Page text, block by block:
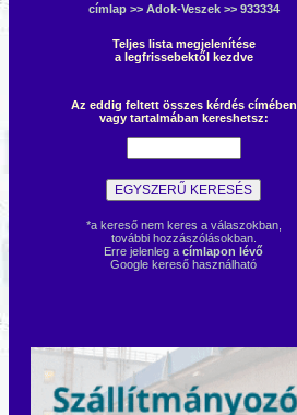
címlap>> Adok-Veszek>> 933334
Teljes lista megjelenítése
a legfrissebektől kezdve
Az eddig feltett összes kérdés címében
vagy tartalmában kereshetsz:
*a kereső nem keres a válaszokban,
további hozzászólásokban.
Erre jelenleg a címlapon lévő
Google kereső használható